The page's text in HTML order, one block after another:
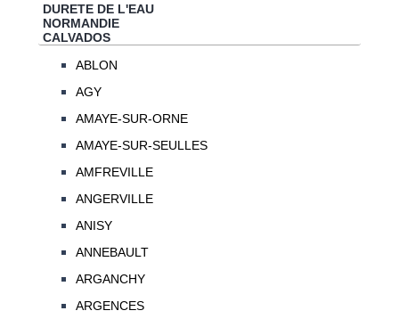
DURETE DE L'EAU
NORMANDIE
CALVADOS
ABLON
AGY
AMAYE-SUR-ORNE
AMAYE-SUR-SEULLES
AMFREVILLE
ANGERVILLE
ANISY
ANNEBAULT
ARGANCHY
ARGENCES